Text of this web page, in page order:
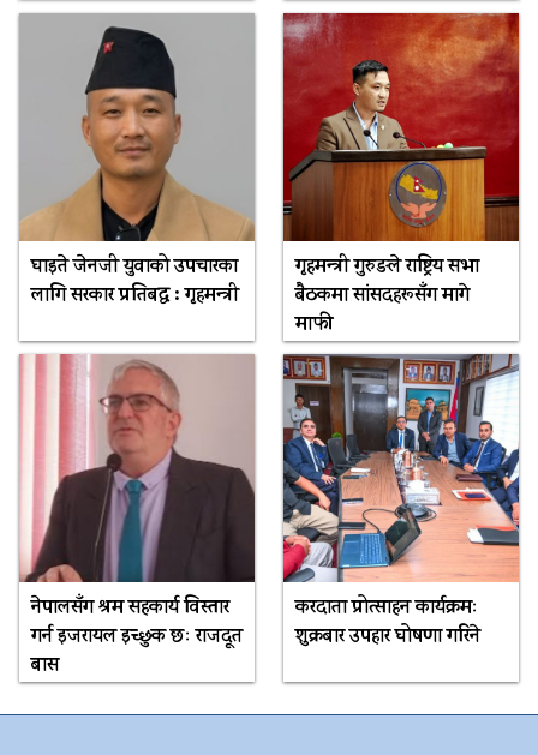
घाइते जेनजी युवाको उपचारका
लागि सरकार प्रतिबद्ध : गृहमन्त्री
गृहमन्त्री गुरुङले राष्ट्रिय सभा
बैठकमा सांसदहरूसँग मागे
माफी
नेपालसँग श्रम सहकार्य विस्तार
गर्न इजरायल इच्छुक छः राजदूत
बास
करदाता प्रोत्साहन कार्यक्रमः
शुक्रबार उपहार घोषणा गरिने